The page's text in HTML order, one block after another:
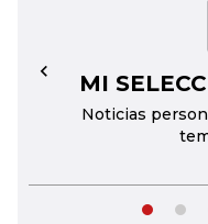
MI
Noticias
←